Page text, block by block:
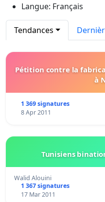
Langue: Français
Tendances
Pétition contre la
à
1 369 signatures
8 Apr 2011
Tunisiens
Walid Alouini
1 367 signatures
17 Mar 2011